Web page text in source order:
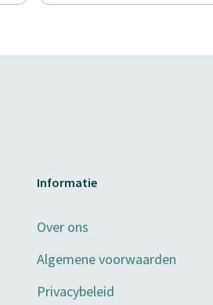
Informatie
Over ons
Algemene voorwaarden
Privacybeleid